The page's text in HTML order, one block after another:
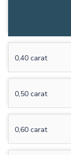
0,40 carat
0,50 carat
0,60 carat